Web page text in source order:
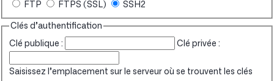
FTP FTPS (SSL) SSH2
Clés d’authentification
Clé publique : Clé privée :
Saisissez l’emplacement sur le serveur où se trouvent les clés